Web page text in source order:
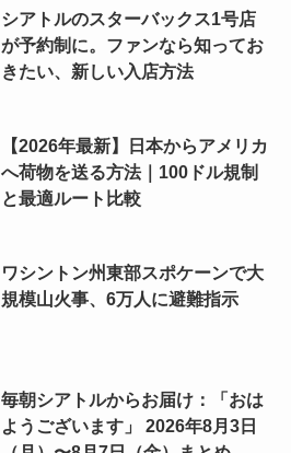
シアトルのスターバックス1号店
が予約制に。ファンなら知ってお
きたい、新しい入店方法
【2026年最新】日本からアメリカ
へ荷物を送る方法｜100ドル規制
と最適ルート比較
ワシントン州東部スポケーンで大
規模山火事、6万人に避難指示
毎朝シアトルからお届け：「おは
ようございます」 2026年8月3日